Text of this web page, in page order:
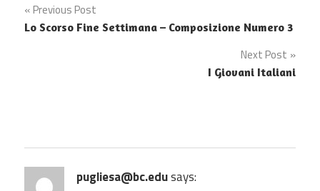
Post
navigation
Previous Post
Lo Scorso Fine Settimana – Composizione Numero 3
Next Post
I Giovani Italiani
pugliesa@bc.edusays: